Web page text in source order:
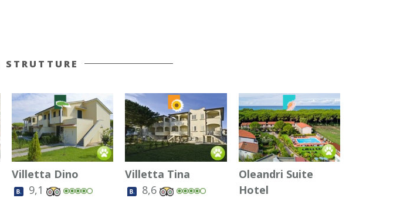
STRUTTURE
Villetta Dino
9,1
Villetta Tina
8,6
Oleandri Suite
Hotel